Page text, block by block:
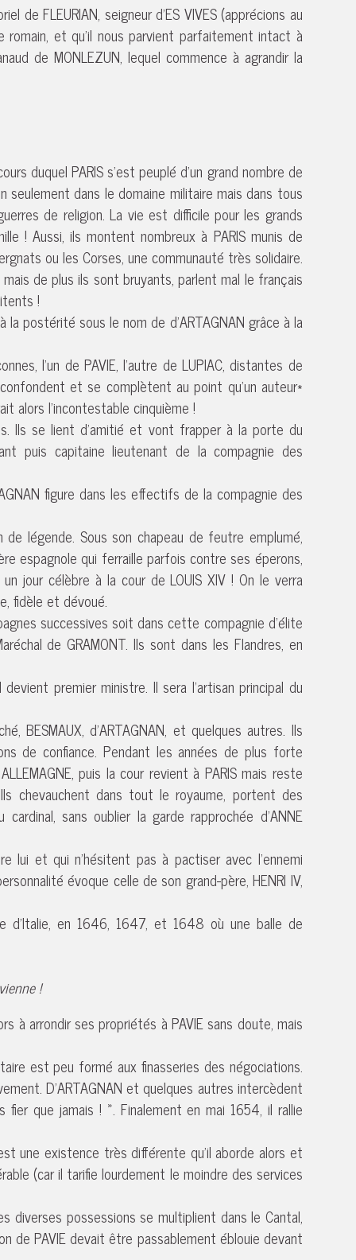
de FLEURIAN, seigneur d’ES VIVES (apprécions au
romain, et qu’il nous parvient parfaitement intact à
de MONLEZUN, lequel commence à agrandir la
duquel PARIS s’est peuplé d’un grand nombre de
seulement dans le domaine militaire mais dans tous
de religion. La vie est difficile pour les grands
! Aussi, ils montent nombreux à PARIS munis de
ou les Corses, une communauté très solidaire.
de plus ils sont bruyants, parlent mal le français
!
la postérité sous le nom de d’ARTAGNAN grâce à la
l’un de PAVIE, l’autre de LUPIAC, distantes de
et se complètent au point qu’un auteur*
alors l’incontestable cinquième !
Ils se lient d’amitié et vont frapper à la porte du
puis capitaine lieutenant de la compagnie des
figure dans les effectifs de la compagnie des
légende. Sous son chapeau de feutre emplumé,
espagnole qui ferraille parfois contre ses éperons,
jour célèbre à la cour de LOUIS XIV ! On le verra
fidèle et dévoué.
successives soit dans cette compagnie d’élite
de GRAMONT. Ils sont dans les Flandres, en
premier ministre. Il sera l’artisan principal du
BESMAUX, d’ARTAGNAN, et quelques autres. Ils
de confiance. Pendant les années de plus forte
puis la cour revient à PARIS mais reste
chevauchent dans tout le royaume, portent des
sans oublier la garde rapprochée d’ANNE
et qui n’hésitent pas à pactiser avec l’ennemi
évoque celle de son grand-père, HENRI IV,
d’Italie, en 1646, 1647, et 1648 où une balle de
!
à arrondir ses propriétés à PAVIE sans doute, mais
est peu formé aux finasseries des négociations.
D’ARTAGNAN et quelques autres intercèdent
que jamais ! ». Finalement en mai 1654, il rallie
une existence très différente qu’il aborde alors et
(car il tarifie lourdement le moindre des services
diverses possessions se multiplient dans le Cantal,
de PAVIE devait être passablement éblouie devant